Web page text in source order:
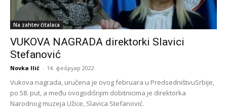
Na zahtev čitalaca
VUKOVA NAGRADA direktorki Slavici
Stefanović
Novka Ilić - 14. фебруар 2022.
Vukova nagrada, uručena je ovog februara u PredsedništvuSrbije,
po 58. put, a među ovogodišnjim dobitnicima je direktorka
Narodnog muzeja Užice, Slavica Stefanović.